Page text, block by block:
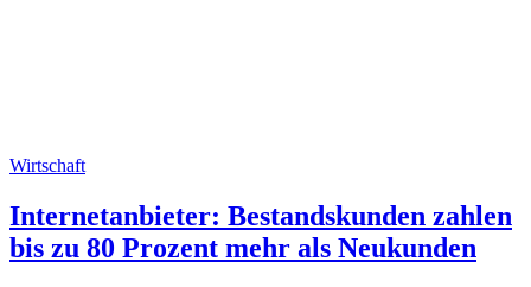
Wirtschaft
Internetanbieter: Bestandskunden zahlen
bis zu 80 Prozent mehr als Neukunden